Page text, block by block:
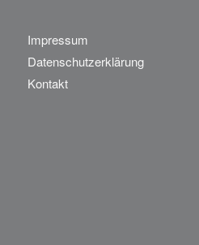
Impressum
Datenschutzerklärung
Kontakt